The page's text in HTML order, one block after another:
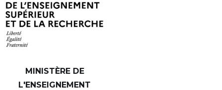
MINISTÈRE DE
L'ENSEIGNEMENT